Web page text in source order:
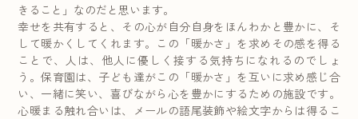
きること」なのだと思います。
幸せを共有すると、その心が自分自身をほんわかと豊かに、そ
して暖かくしてくれます。この「暖かさ」を求めその感を得る
ことで、人は、他人に優しく接する気持ちになれるのでしょ
う。保育園は、子ども達がこの「暖かさ」を互いに求め感じ合
い、一緒に笑い、喜びながら心を豊かにするための施設です。
心暖まる触れ合いは、メールの語尾装飾や絵文字からは得るこ